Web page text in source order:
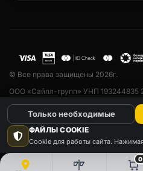
0
© Все права защищены 2026г.
ООО «Сайпл-групп» УНП 193244835
Минск, ул. Тарханова, 13а, пом. 33.
регистрации № 193244835 от
горисполкомом. Дата регистрации
от 24.03.2022 г. Email:
ФАЙЛЫ COOKIE
Cookie для работы сайта.
Только необходимые